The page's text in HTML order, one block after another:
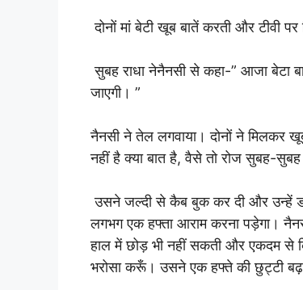
दोनों मां बेटी खूब बातें करती और टीवी
सुबह राधा नेनैनसी से कहा-” आजा
जाएगी। ”
नैनसी ने तेल लगवाया। दोनों ने मिलकर
नहीं है क्या बात है, वैसे तो रोज सुबह-
उसने जल्दी से कैब बुक कर दी और उन्हें
लगभग एक हफ्ता आराम करना पड़ेगा।
हाल में छोड़ भी नहीं सकती और एकदम से
भरोसा करूँ। उसने एक हफ्ते की छुट्टी